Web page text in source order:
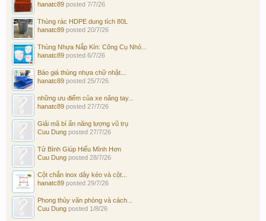
hanatc89 posted 7/7/26
Thùng rác HDPE dung tích 80L
hanatc89 posted 20/7/26
Thùng Nhựa Nắp Kín: Công Cụ Nhỏ...
hanatc89 posted 6/7/26
Báo giá thùng nhựa chữ nhật...
hanatc89 posted 25/7/26
những ưu điểm của xe nâng tay...
hanatc89 posted 27/7/26
Giải mã bí ẩn năng lượng vũ trụ
Cuu Dung posted 27/7/26
Tử Bình Giúp Hiểu Mình Hơn
Cuu Dung posted 28/7/26
Cột chắn inox dây kéo và cột...
hanatc89 posted 29/7/26
Phong thủy văn phòng và cách...
Cuu Dung posted 1/8/26